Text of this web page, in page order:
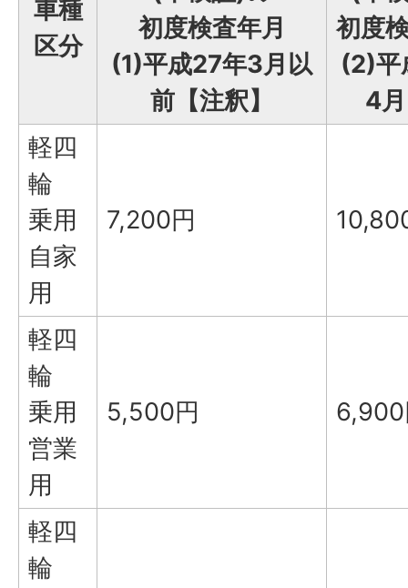
車種
区分
初度検査年月
(1)平成27年3月以
前【注釈】
初度
(2)平
4
軽四
輪
乗用
自家
用
7,200円
軽四
輪
乗用
営業
用
5,500円
軽四
輪